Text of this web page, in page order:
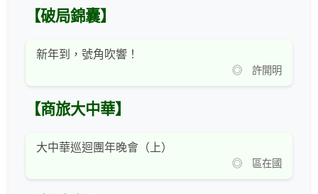
【破局錦囊】
新年到，號角吹響！
◎ 許開明
【商旅大中華】
大中華巡迴團年晚會（上）
◎ 區在國